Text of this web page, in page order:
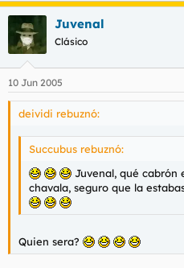
[20:15:10] : qué????
[20:15:22]: venga ya...
[20:15:43] Juvenal: es broma, no
Juvenal
Clásico
10 Jun 2005
deividi rebuznó:
Succubus rebuznó:
Juvenal, qué cabrón
chavala, seguro que la
Quien sera?